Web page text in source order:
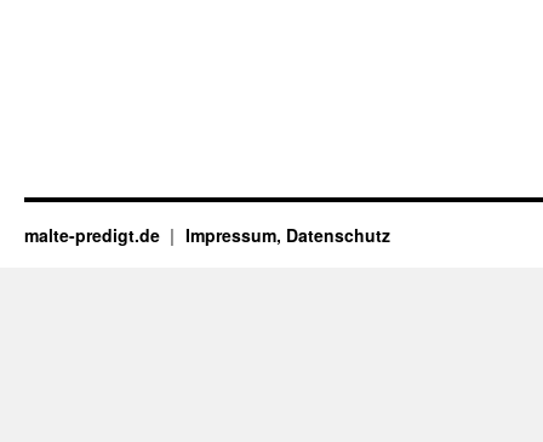
malte-predigt.de Impressum, Datenschutz